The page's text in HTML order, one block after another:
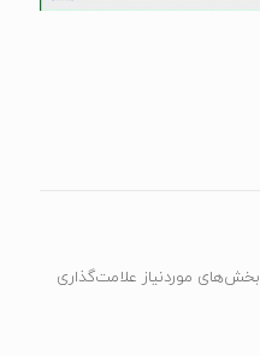
بخش‌های موردنیاز علامت‌گذاری